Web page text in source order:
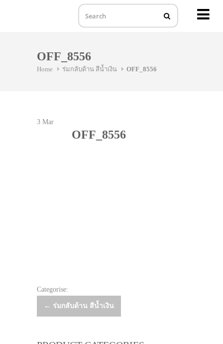
OFF_8556
Home ร่มกลับด้าน สีน้ำเงิน OFF_8556
3 Mar
OFF_8556
Categorise:
Post
← ร่มกลับด้าน สีน้ำเงิน